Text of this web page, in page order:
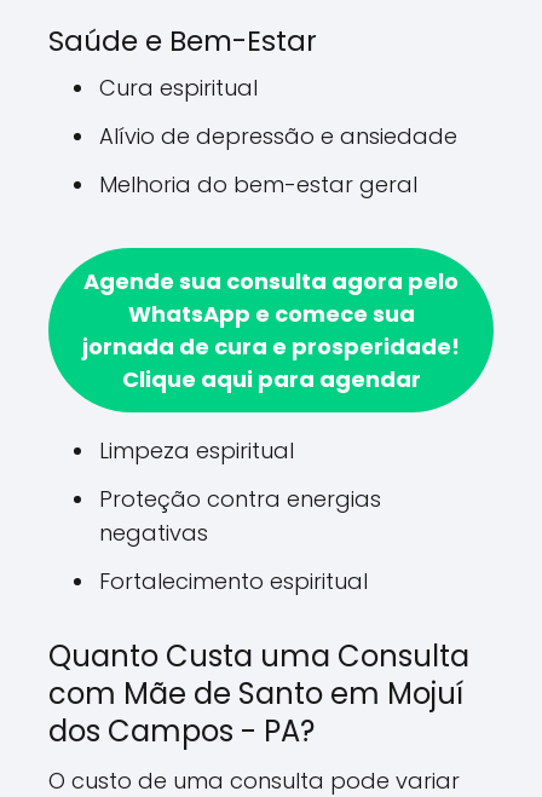
Saúde e Bem-Estar
Cura espiritual
Alívio de depressão e ansiedade
Melhoria do bem-estar geral
Agende sua consulta agora pelo
WhatsApp e comece sua
jornada de cura e prosperidade!
Clique aqui para agendar
Limpeza espiritual
Proteção contra energias
negativas
Fortalecimento espiritual
Quanto Custa uma Consulta
com Mãe de Santo em Mojuí
dos Campos - PA?
O custo de uma consulta pode variar